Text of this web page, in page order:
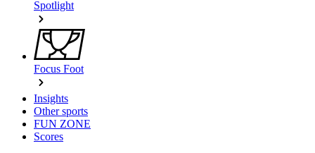
Spotlight
Focus Foot
Insights
Other sports
FUN ZONE
Scores